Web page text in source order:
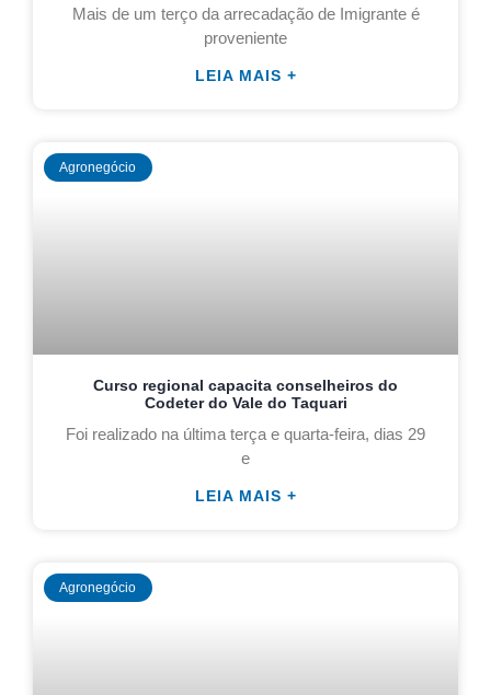
Mais de um terço da arrecadação de Imigrante é
proveniente
LEIA MAIS +
Agronegócio
Curso regional capacita conselheiros do
Codeter do Vale do Taquari
Foi realizado na última terça e quarta-feira, dias 29
e
LEIA MAIS +
Agronegócio